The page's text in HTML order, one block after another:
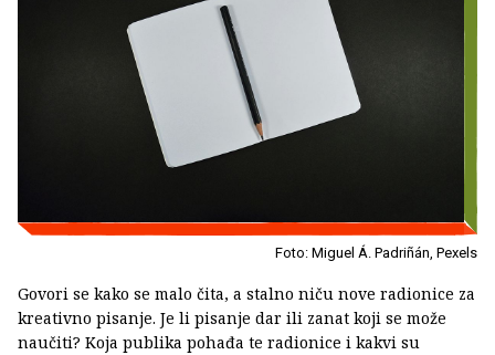
Foto: Miguel Á. Padriñán, Pexels
Govori se kako se malo čita, a stalno niču nove radionice za
kreativno pisanje. Je li pisanje dar ili zanat koji se može
naučiti? Koja publika pohađa te radionice i kakvi su